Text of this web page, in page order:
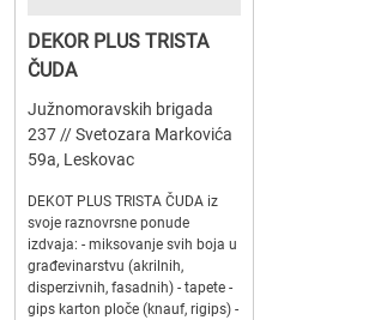
DEKOR PLUS TRISTA
ČUDA
Južnomoravskih brigada
237 // Svetozara Markovića
59a, Leskovac
DEKOT PLUS TRISTA ČUDA iz
svoje raznovrsne ponude
izdvaja: - miksovanje svih boja u
građevinarstvu (akrilnih,
disperzivnih, fasadnih) - tapete -
gips karton ploče (knauf, rigips) -